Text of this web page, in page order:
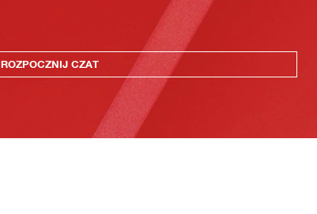
ROZPOCZNIJ CZAT